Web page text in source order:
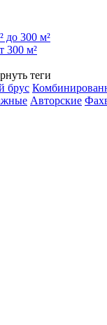
до 300 м²
300 м²
теги
брус
Авторские